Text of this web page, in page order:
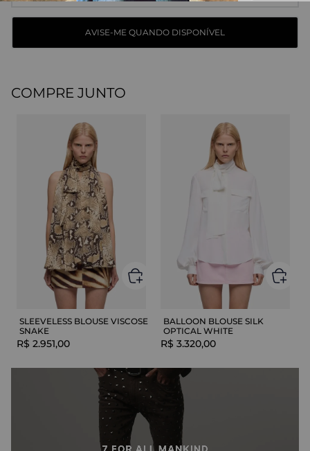
COMPRE JUNTO
SLEEVELESS BLOUSE VISCOSE
SNAKE
R$ 2.951,00
BALLOON BLOUSE SILK
OPTICAL WHITE
R$ 3.320,00